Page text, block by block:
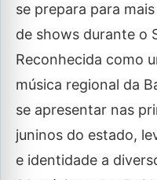
se prepara para
de shows durante o
Reconhecida como
música regional da
se apresentar nas
juninos do estado,
e identidade a